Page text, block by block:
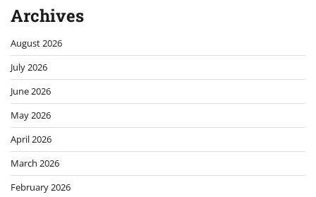
Archives
August 2026
July 2026
June 2026
May 2026
April 2026
March 2026
February 2026